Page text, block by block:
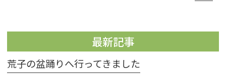
最新記事
荒子の盆踊りへ行ってきました